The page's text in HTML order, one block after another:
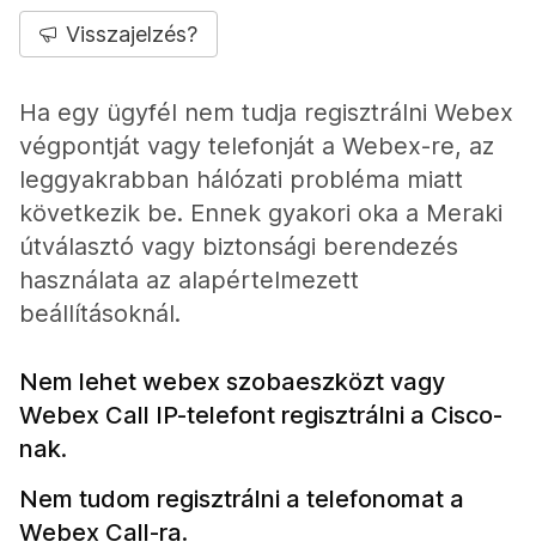
Visszajelzés?
Ha egy ügyfél nem tudja regisztrálni Webex
végpontját vagy telefonját a Webex-re, az
leggyakrabban hálózati probléma miatt
következik be. Ennek gyakori oka a Meraki
útválasztó vagy biztonsági berendezés
használata az alapértelmezett
beállításoknál.
Nem lehet webex szobaeszközt vagy
Webex Call IP-telefont regisztrálni a Cisco-
nak.
Nem tudom regisztrálni a telefonomat a
Webex Call-ra.